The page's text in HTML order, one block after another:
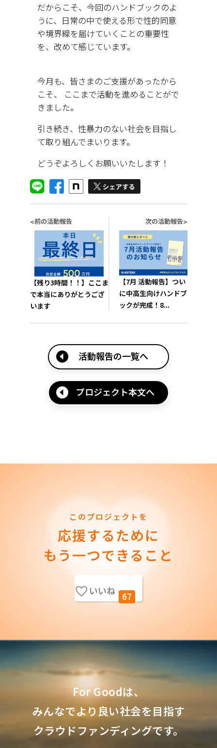
だからこそ、今回のハンドブックのよ
うに、日常の中で使える形で性的同意
や境界線を届けていくことの重要性
を、改めて感じています。
今月も、皆さまのご支援があったから
こそ、 ここまで活動を進めることがで
きました。
引き続き、性暴力のない社会を目指し
て取り組んでまいります。
どうぞよろしくお願いいたします！
<前の活動報告
【残り3時間！！】ここま
で本当にありがとうござ
います
【7月 活動報告】つい
に中高生向けハンドブ
ックが完成！8...
次の活動報告>
活動報告の一覧へ
プロジェクト本文へ
このプロジェクトを
応援するために
もう一つできること
いいね 67
For Goodは、
みんなでより良い社会を目指す
クラウドファンディングです。